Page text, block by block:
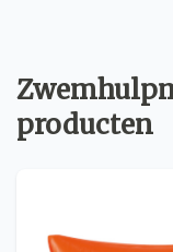
producten